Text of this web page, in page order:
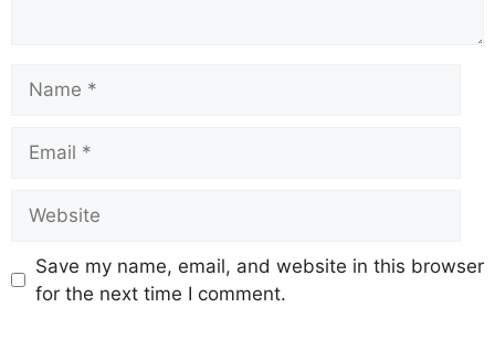
Save my name, email, and website in this browser
for the next time I comment.